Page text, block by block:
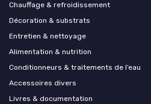
Chauffage & refroidissement
Décoration & substrats
Entretien & nettoyage
Alimentation & nutrition
Conditionneurs & traitements de l’eau
Accessoires divers
Livres & documentation